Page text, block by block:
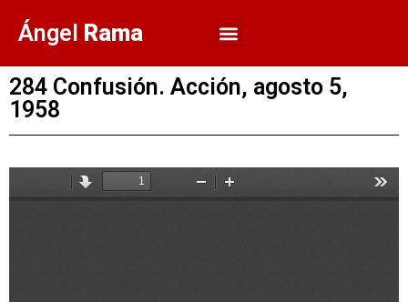
Ángel Rama
284 Confusión. Acción, agosto 5,
1958